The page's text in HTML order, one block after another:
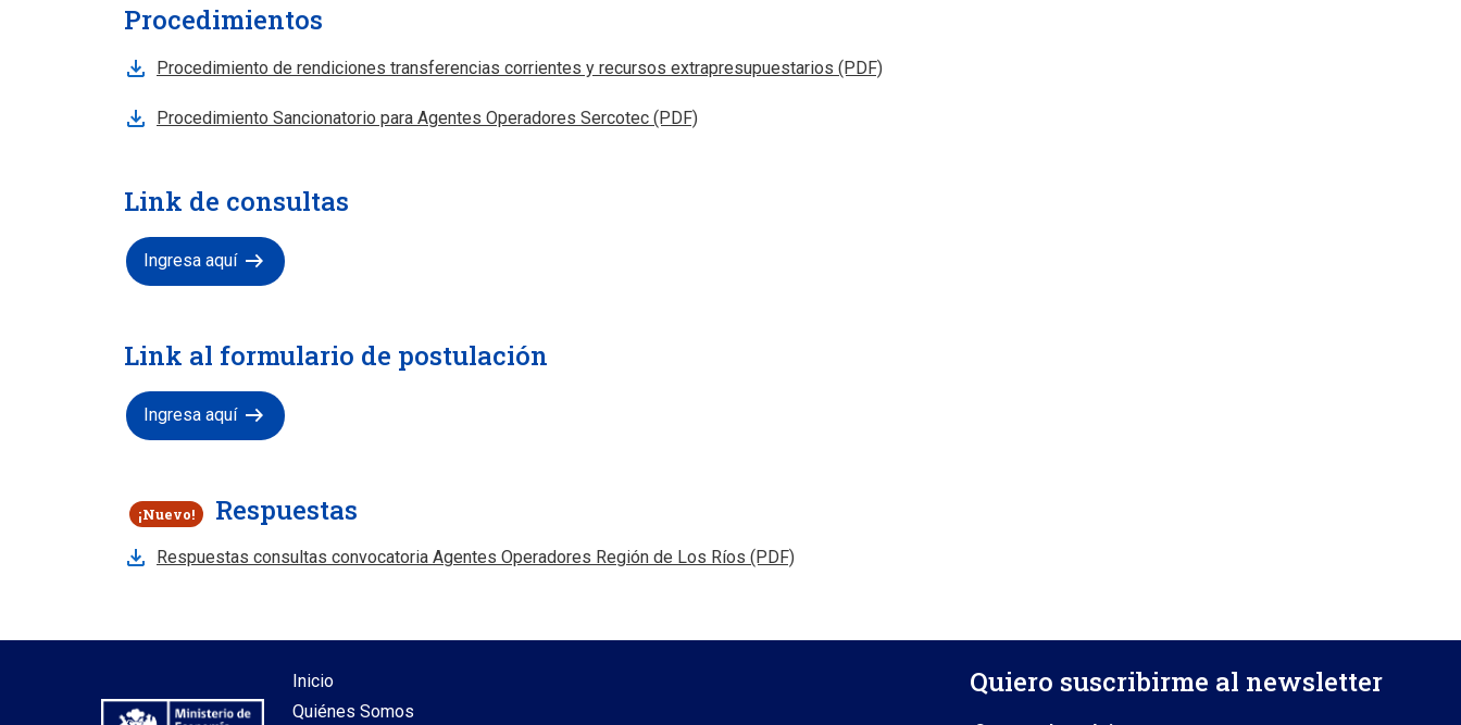
Procedimientos
Procedimiento de rendiciones transferencias corrientes y recursos extrapresupuestarios (PDF)
Procedimiento Sancionatorio para Agentes Operadores Sercotec (PDF)
Link de consultas
Ingresa aquí arrow_right_alt
Link al formulario de postulación
Ingresa aquí arrow_right_alt
¡Nuevo! Respuestas
Respuestas consultas convocatoria Agentes Operadores Región de Los Ríos (PDF), abre en nueva pestana
Inicio
Quiénes Somos
Quiero suscribirme al newsletter